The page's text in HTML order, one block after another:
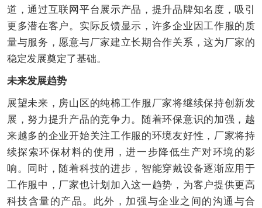
道，通过互联网平台展示产品，提升品牌知名度，吸引
更多潜在客户。实际反馈显示，许多企业因工作服的质
量与服务，愿意与厂家建立长期合作关系，这为厂家的
稳定发展奠定了基础。
未来发展趋势
展望未来，房山区的纯棉工作服厂家将继续保持创新发
展，努力提升产品的竞争力。随着环保意识的加强，越
来越多的企业开始关注工作服的环境友好性，厂家将持
续探索环保材料的使用，进一步降低生产对环境的影
响。同时，随着科技的进步，智能穿戴设备逐渐应用于
工作服中，厂家也计划加入这一趋势，为客户提供更高
科技含量的产品。此外，加强与企业之间的沟通与合